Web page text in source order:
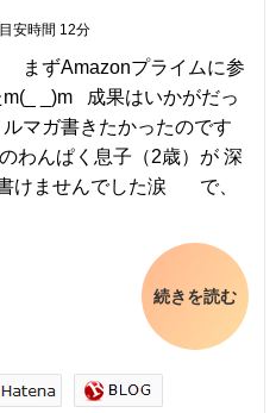
安時間 12分
まずAmazonプライムに参
_)m 成果はいかがだっ
マガ書きたかったのです
わんぱく息子（2歳）が 深
けませんでした涙 で、
続きを読む